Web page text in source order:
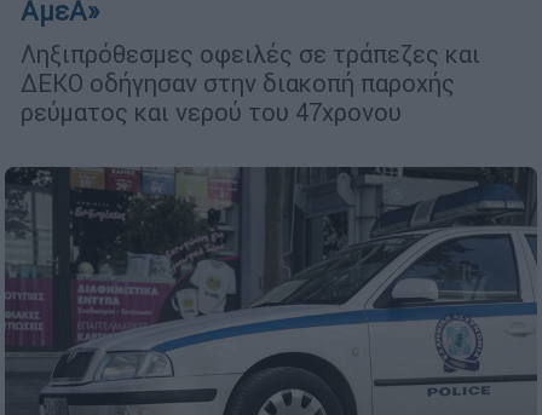
ΑμεΑ»
Ληξιπρόθεσμες οφειλές σε τράπεζες και
ΔΕΚΟ οδήγησαν στην διακοπή παροχής
ρεύματος και νερού του 47χρονου